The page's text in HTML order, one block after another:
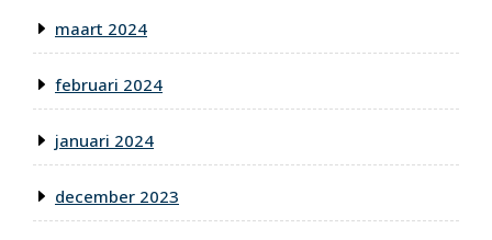
maart 2024
februari 2024
januari 2024
december 2023